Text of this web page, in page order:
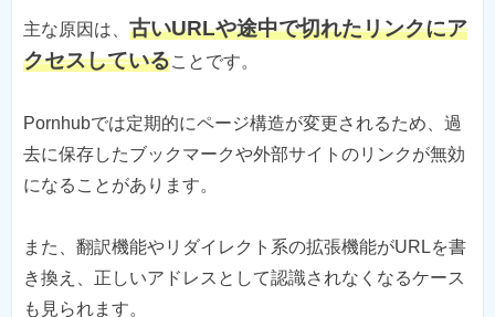
主な原因は、 古いURLや途中で切れたリンクにア
クセスしていることです。
Pornhubでは定期的にページ構造が変更されるため、過
去に保存したブックマークや外部サイトのリンクが無効
になることがあります。
また、翻訳機能やリダイレクト系の拡張機能がURLを書
き換え、正しいアドレスとして認識されなくなるケース
も見られます。